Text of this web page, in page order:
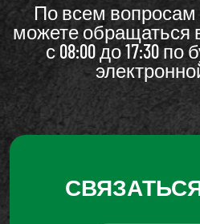
По всем
можете обращаться
с 08:00 до 17:30